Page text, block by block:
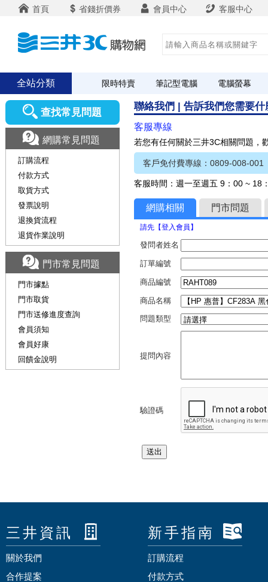
首頁 省錢折價券 會員中心 客服中心
全站分類 限時特賣 筆記型電腦 電腦螢幕
聯絡我們 | 告訴我們您需要什
客服專線
若您有任何關於三井3C相關問題，
客戶免付費專線：0809-008-001
客服時間：週一至週五 9：00 ~ 18
網購相關 門市問題
請先【登入會員】
發問者姓名
訂單編號
商品編號
商品名稱
問題類型
提問內容
驗證碼
查找常見問題
網購常見問題
訂購流程
付款方式
取貨方式
發票說明
退換貨流程
退貨作業說明
門市常見問題
門市據點
門市取貨
門市送修進度查詢
會員須知
會員好康
回饋金說明
三井資訊
關於我們
合作提案
新手指南
訂購流程
付款方式